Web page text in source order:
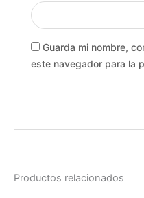
Guarda mi nombre,
este navegador para la
Productos relacionados